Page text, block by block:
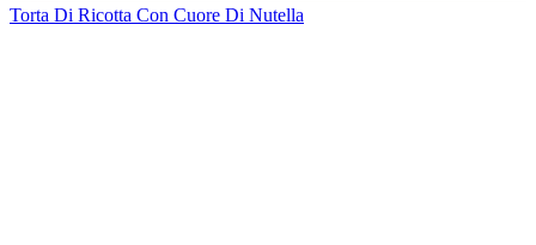
Torta Di Ricotta Con Cuore Di Nutella